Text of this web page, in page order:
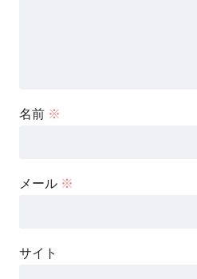
名前 ※
メール ※
サイト